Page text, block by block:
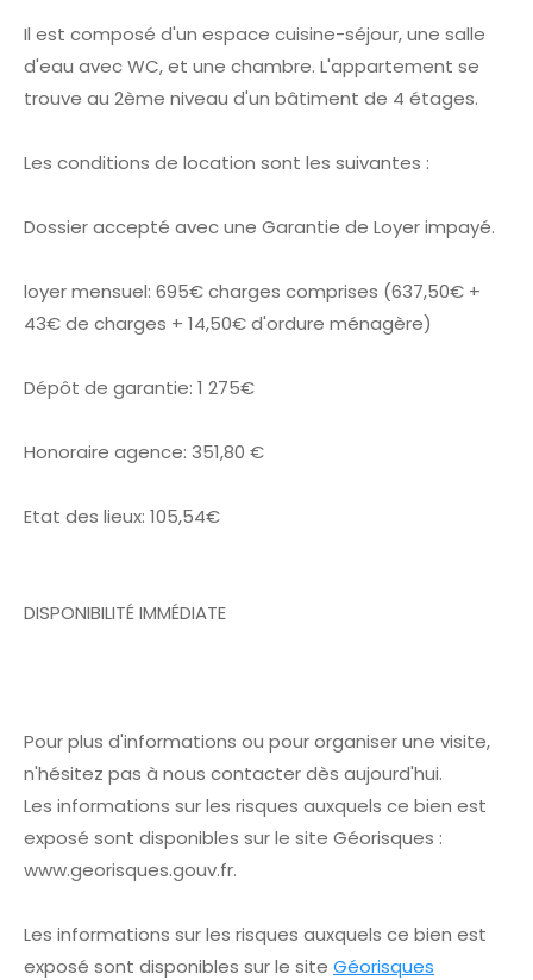
Il est composé d'un espace cuisine-séjour, une salle
d'eau avec WC, et une chambre. L'appartement se
trouve au 2ème niveau d'un bâtiment de 4 étages.
Les conditions de location sont les suivantes :
Dossier accepté avec une Garantie de Loyer impayé.
loyer mensuel: 695€ charges comprises (637,50€ +
43€ de charges + 14,50€ d'ordure ménagère)
Dépôt de garantie: 1 275€
Honoraire agence: 351,80 €
Etat des lieux: 105,54€
DISPONIBILITÉ IMMÉDIATE
Pour plus d'informations ou pour organiser une visite,
n'hésitez pas à nous contacter dès aujourd'hui.
Les informations sur les risques auxquels ce bien est
exposé sont disponibles sur le site Géorisques :
www.georisques.gouv.fr.
Les informations sur les risques auxquels ce bien est
exposé sont disponibles sur le site Géorisques